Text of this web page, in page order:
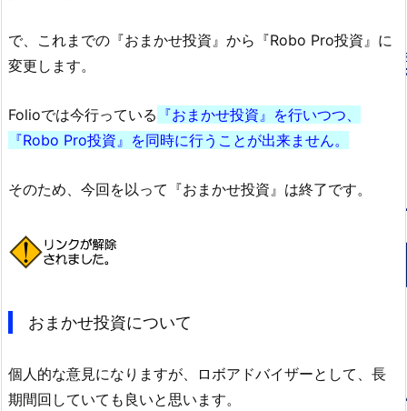
で、これまでの『おまかせ投資』から『Robo Pro投資』に
変更します。
Folioでは今行っている 『おまかせ投資』を行いつつ、
『Robo Pro投資』を同時に行うことが出来ません。
そのため、今回を以って『おまかせ投資』は終了です。
おまかせ投資について
個人的な意見になりますが、ロボアドバイザーとして、長
期間回していても良いと思います。